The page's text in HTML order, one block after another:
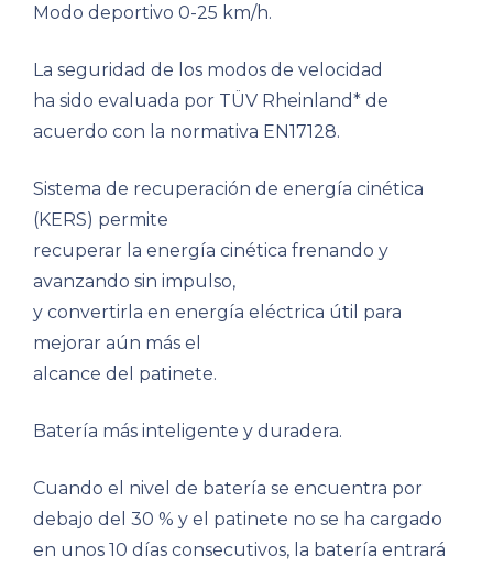
Modo deportivo 0-25 km/h.
La seguridad de los modos de velocidad
ha sido evaluada por TÜV Rheinland* de
acuerdo con la normativa EN17128.
Sistema de recuperación de energía cinética
(KERS) permite
recuperar la energía cinética frenando y
avanzando sin impulso,
y convertirla en energía eléctrica útil para
mejorar aún más el
alcance del patinete.
Batería más inteligente y duradera.
Cuando el nivel de batería se encuentra por
debajo del 30 % y el patinete no se ha cargado
en unos 10 días consecutivos, la batería entrará